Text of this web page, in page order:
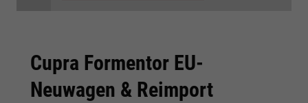
Cupra Formentor EU-
Neuwagen & Reimport